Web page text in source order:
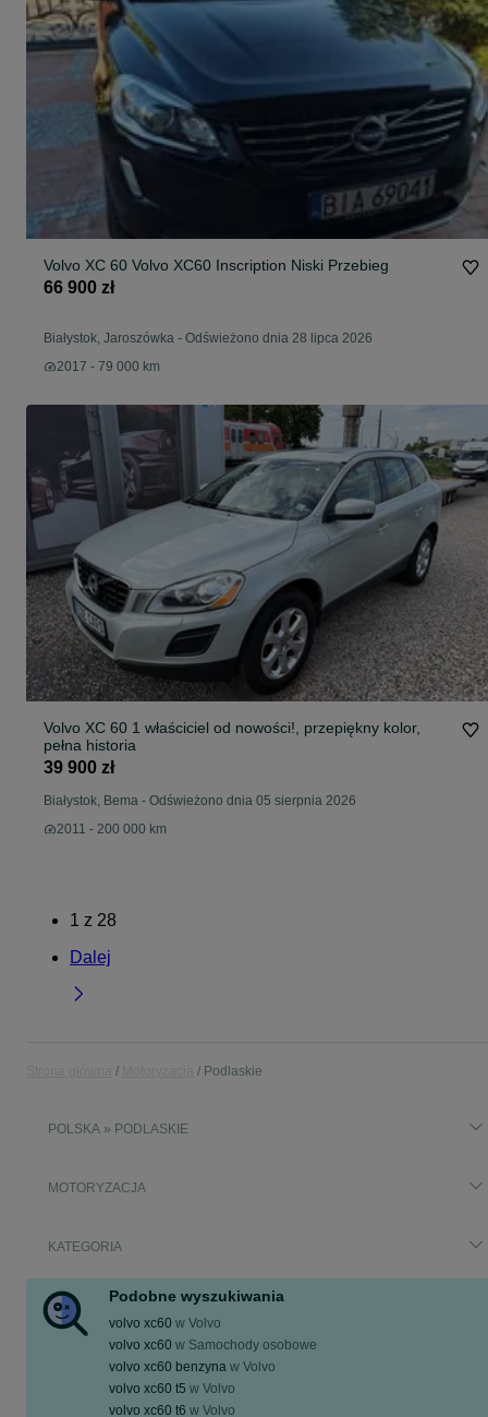
Volvo XC 60 Volvo XC60 Inscription Niski Przebieg
66 900 zł
Białystok, Jaroszówka - Odświeżono dnia 28 lipca 2026
2017 - 79 000 km
Volvo XC 60 1 właściciel od nowości!, przepiękny kolor,
pełna historia
39 900 zł
Białystok, Bema - Odświeżono dnia 05 sierpnia 2026
2011 - 200 000 km
1 z 28
Dalej
Podlaskie
POLSKA » PODLASKIE
MOTORYZACJA
KATEGORIA
Podobne wyszukiwania
volvo xc60 w Volvo
volvo xc60 w Samochody osobowe
volvo xc60 benzyna w Volvo
volvo xc60 t5 w Volvo
volvo xc60 t6 w Volvo